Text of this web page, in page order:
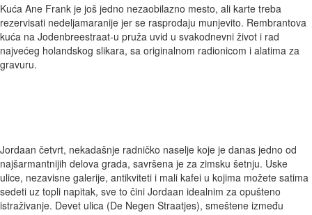
Kuća Ane Frank je još jedno nezaobilazno mesto, ali karte treba
rezervisati nedeljamaranije jer se rasprodaju munjevito. Rembrantova
kuća na Jodenbreestraat-u pruža uvid u svakodnevni život i rad
najvećeg holandskog slikara, sa originalnom radionicom i alatima za
gravuru.
Jordaan četvrt, nekadašnje radničko naselje koje je danas jedno od
najšarmantnijih delova grada, savršena je za zimsku šetnju. Uske
ulice, nezavisne galerije, antikviteti i mali kafei u kojima možete satima
sedeti uz topli napitak, sve to čini Jordaan idealnim za opušteno
istraživanje. Devet ulica (De Negen Straatjes), smeštene između